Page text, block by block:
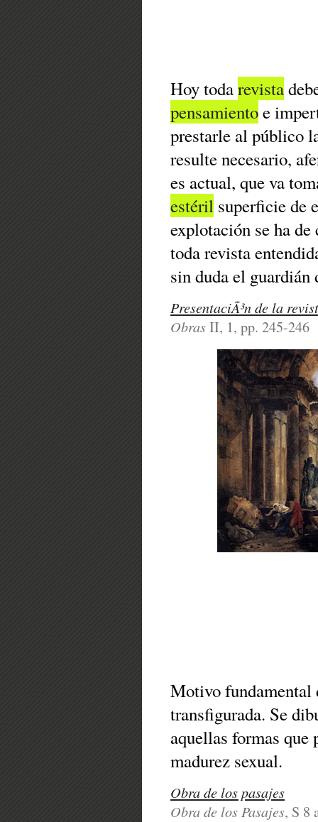
Hoy todarevista
pensamientoe
prestarle al público
resulte necesario,
es actual, que va
estéril superficie de
explotación se ha
toda revista
sin duda el
PresentaciÃ³n de la
ObrasII, 1, pp. 245-246
Motivo
transfigurada. Se
aquellas formas que
madurez sexual.
Obra de los pasajes
Obra de los Pasajes, S 8